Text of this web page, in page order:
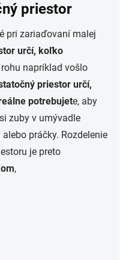
priestor
pri zariaďovaní malej
určí, koľko
napríklad vošlo
priestor určí,
potrebujete, aby
zuby v umývadle
práčky. Rozdelenie
je preto
,